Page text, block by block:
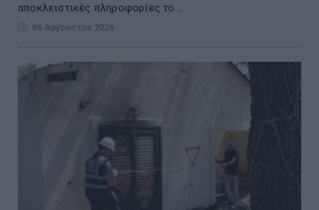
αποκλειστικές πληροφορίες το...
06 Αυγούστου 2026